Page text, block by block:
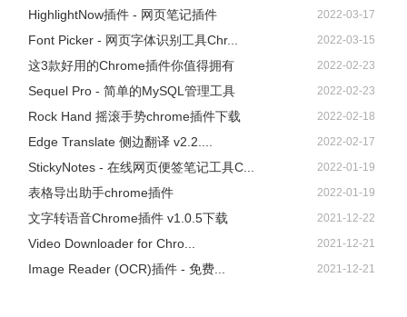
HighlightNow插件 - 网页笔记插件 2022-03-17
Font Picker - 网页字体识别工具Chr... 2022-03-15
这3款好用的Chrome插件你值得拥有 2022-02-23
Sequel Pro - 简单的MySQL管理工具 2022-02-23
Rock Hand 摇滚手势chrome插件下载 2022-02-18
Edge Translate 侧边翻译 v2.2.... 2022-02-17
StickyNotes - 在线网页便签笔记工具C... 2022-01-19
表格导出助手chrome插件 2022-01-19
文字转语音Chrome插件 v1.0.5下载 2021-12-22
Video Downloader for Chro... 2021-12-21
Image Reader (OCR)插件 - 免费... 2021-12-21